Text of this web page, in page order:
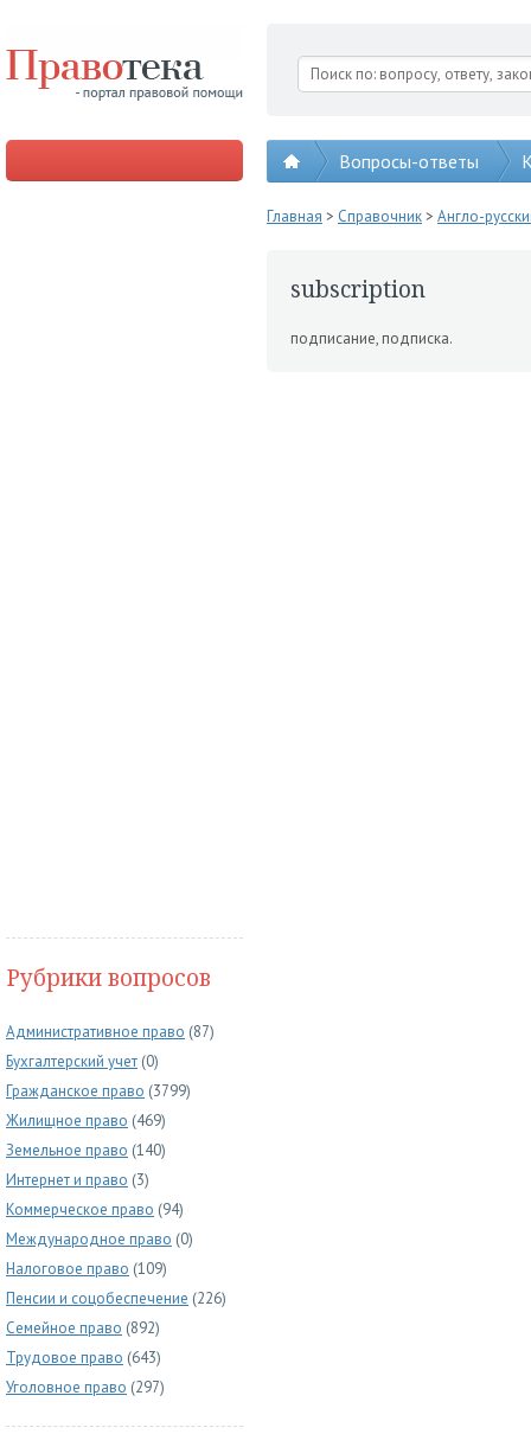
Вопросы-ответы
Рубрики вопросов
Административное право (87)
Бухгалтерский учет (0)
Гражданское право (3799)
Жилищное право (469)
Земельное право (140)
Интернет и право (3)
Коммерческое право (94)
Международное право (0)
Налоговое право (109)
Пенсии и соцобеспечение (226)
Семейное право (892)
Трудовое право (643)
Уголовное право (297)
Главная > Справочник> Англо-
subscription
подписание, подписка.